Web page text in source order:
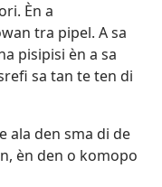
Èn a
tra pipel. A sa
pisipisi èn a sa
sa tan te ten di
ala den sma di de
èn den o komopo